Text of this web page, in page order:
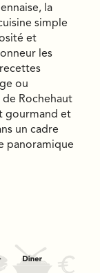
la
simple
et
les
ou
de Rochehaut
gourmand et
un cadre
panoramique